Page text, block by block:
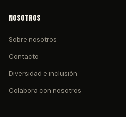
Nosotros
Sobre nosotros
Contacto
Diversidad e inclusión
Colabora con nosotros